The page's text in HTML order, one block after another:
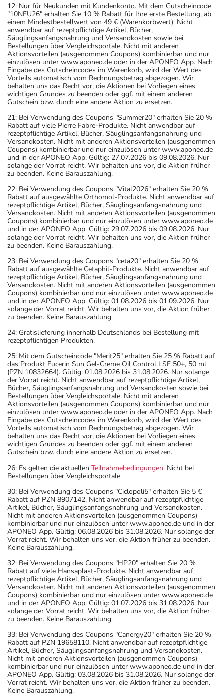
12: Nur für Neukunden mit Kundenkonto. Mit dem Gutscheincode
"10NEU26" erhalten Sie 10 % Rabatt für Ihre erste Bestellung, ab
einem Mindestbestellwert von 49 € (Warenkorbwert). Nicht
anwendbar auf rezeptpflichtige Artikel, Bücher,
Säuglingsanfangsnahrung und Versandkosten sowie bei
Bestellungen über Vergleichsportale. Nicht mit anderen
Aktionsvorteilen (ausgenommen Coupons) kombinierbar und nur
einzulösen unter www.aponeo.de oder in der APONEO App. Nach
Eingabe des Gutscheincodes im Warenkorb, wird der Wert des
Vorteils automatisch vom Rechnungsbetrag abgezogen. Wir
behalten uns das Recht vor, die Aktionen bei Vorliegen eines
wichtigen Grundes zu beenden oder ggf. mit einem anderen
Gutschein bzw. durch eine andere Aktion zu ersetzen.
21: Bei Verwendung des Coupons "Summer20" erhalten Sie 20 %
Rabatt auf viele Pierre Fabre-Produkte. Nicht anwendbar auf
rezeptpflichtige Artikel, Bücher, Säuglingsanfangsnahrung und
Versandkosten. Nicht mit anderen Aktionsvorteilen (ausgenommen
Coupons) kombinierbar und nur einzulösen unter www.aponeo.de
und in der APONEO App. Gültig: 27.07.2026 bis 09.08.2026. Nur
solange der Vorrat reicht. Wir behalten uns vor, die Aktion früher
zu beenden. Keine Barauszahlung.
22: Bei Verwendung des Coupons "Vital2026" erhalten Sie 20 %
Rabatt auf ausgewählte Orthomol-Produkte. Nicht anwendbar auf
rezeptpflichtige Artikel, Bücher, Säuglingsanfangsnahrung und
Versandkosten. Nicht mit anderen Aktionsvorteilen (ausgenommen
Coupons) kombinierbar und nur einzulösen unter www.aponeo.de
und in der APONEO App. Gültig: 29.07.2026 bis 09.08.2026. Nur
solange der Vorrat reicht. Wir behalten uns vor, die Aktion früher
zu beenden. Keine Barauszahlung.
23: Bei Verwendung des Coupons "ceta20" erhalten Sie 20 %
Rabatt auf ausgewählte Cetaphil-Produkte. Nicht anwendbar auf
rezeptpflichtige Artikel, Bücher, Säuglingsanfangsnahrung und
Versandkosten. Nicht mit anderen Aktionsvorteilen (ausgenommen
Coupons) kombinierbar und nur einzulösen unter www.aponeo.de
und in der APONEO App. Gültig: 01.08.2026 bis 01.09.2026. Nur
solange der Vorrat reicht. Wir behalten uns vor, die Aktion früher
zu beenden. Keine Barauszahlung.
24: Gratislieferung innerhalb Deutschlands bei Bestellung mit
rezeptpflichtigen Produkten.
25: Mit dem Gutscheincode "Merit25" erhalten Sie 25 % Rabatt auf
das Produkt Eucerin Sun Gel-Creme Oil Control LSF 50+, 50 ml
(PZN 10832664). Gültig: 01.08.2026 bis 31.08.2026. Nur solange
der Vorrat reicht. Nicht anwendbar auf rezeptpflichtige Artikel,
Bücher, Säuglingsanfangsnahrung und Versandkosten sowie bei
Bestellungen über Vergleichsportale. Nicht mit anderen
Aktionsvorteilen (ausgenommen Coupons) kombinierbar und nur
einzulösen unter www.aponeo.de oder in der APONEO App. Nach
Eingabe des Gutscheincodes im Warenkorb, wird der Wert des
Vorteils automatisch vom Rechnungsbetrag abgezogen. Wir
behalten uns das Recht vor, die Aktionen bei Vorliegen eines
wichtigen Grundes zu beenden oder ggf. mit einem anderen
Gutschein bzw. durch eine andere Aktion zu ersetzen.
26: Es gelten die aktuellen Teilnahmebedingungen. Nicht bei
Bestellungen über Vergleichsportale.
30: Bei Verwendung des Coupons "Ciclopoli5" erhalten Sie 5 €
Rabatt auf PZN 8907142. Nicht anwendbar auf rezeptpflichtige
Artikel, Bücher, Säuglingsanfangsnahrung und Versandkosten.
Nicht mit anderen Aktionsvorteilen (ausgenommen Coupons)
kombinierbar und nur einzulösen unter www.aponeo.de und in der
APONEO App. Gültig: 06.08.2026 bis 31.08.2026. Nur solange der
Vorrat reicht. Wir behalten uns vor, die Aktion früher zu beenden.
Keine Barauszahlung.
32: Bei Verwendung des Coupons "HP20" erhalten Sie 20 %
Rabatt auf viele Hansaplast-Produkte. Nicht anwendbar auf
rezeptpflichtige Artikel, Bücher, Säuglingsanfangsnahrung und
Versandkosten. Nicht mit anderen Aktionsvorteilen (ausgenommen
Coupons) kombinierbar und nur einzulösen unter www.aponeo.de
und in der APONEO App. Gültig: 01.07.2026 bis 31.08.2026. Nur
solange der Vorrat reicht. Wir behalten uns vor, die Aktion früher
zu beenden. Keine Barauszahlung.
33: Bei Verwendung des Coupons "Canergy20" erhalten Sie 20 %
Rabatt auf PZN 19658110. Nicht anwendbar auf rezeptpflichtige
Artikel, Bücher, Säuglingsanfangsnahrung und Versandkosten.
Nicht mit anderen Aktionsvorteilen (ausgenommen Coupons)
kombinierbar und nur einzulösen unter www.aponeo.de und in der
APONEO App. Gültig: 03.08.2026 bis 31.08.2026. Nur solange der
Vorrat reicht. Wir behalten uns vor, die Aktion früher zu beenden.
Keine Barauszahlung.